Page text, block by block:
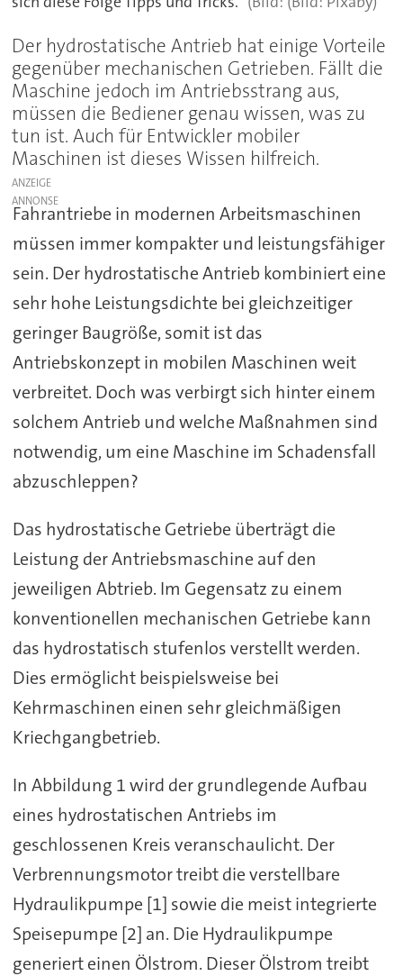
Der hydrostatische Antrieb hat einige Vorteile
gegenüber mechanischen Getrieben. Fällt die
Maschine jedoch im Antriebsstrang aus,
müssen die Bediener genau wissen, was zu
tun ist. Auch für Entwickler mobiler
Maschinen ist dieses Wissen hilfreich.
ANZEIGE
Fahrantriebe in modernen Arbeitsmaschinen
müssen immer kompakter und leistungsfähiger
sein. Der hydrostatische Antrieb kombiniert eine
sehr hohe Leistungsdichte bei gleichzeitiger
geringer Baugröße, somit ist das
Antriebskonzept in mobilen Maschinen weit
verbreitet. Doch was verbirgt sich hinter einem
solchem Antrieb und welche Maßnahmen sind
notwendig, um eine Maschine im Schadensfall
abzuschleppen?
Das hydrostatische Getriebe überträgt die
Leistung der Antriebsmaschine auf den
jeweiligen Abtrieb. Im Gegensatz zu einem
konventionellen mechanischen Getriebe kann
das hydrostatisch stufenlos verstellt werden.
Dies ermöglicht beispielsweise bei
Kehrmaschinen einen sehr gleichmäßigen
Kriechgangbetrieb.
In Abbildung 1 wird der grundlegende Aufbau
eines hydrostatischen Antriebs im
geschlossenen Kreis veranschaulicht. Der
Verbrennungsmotor treibt die verstellbare
Hydraulikpumpe [1] sowie die meist integrierte
Speisepumpe [2] an. Die Hydraulikpumpe
generiert einen Ölstrom. Dieser Ölstrom treibt